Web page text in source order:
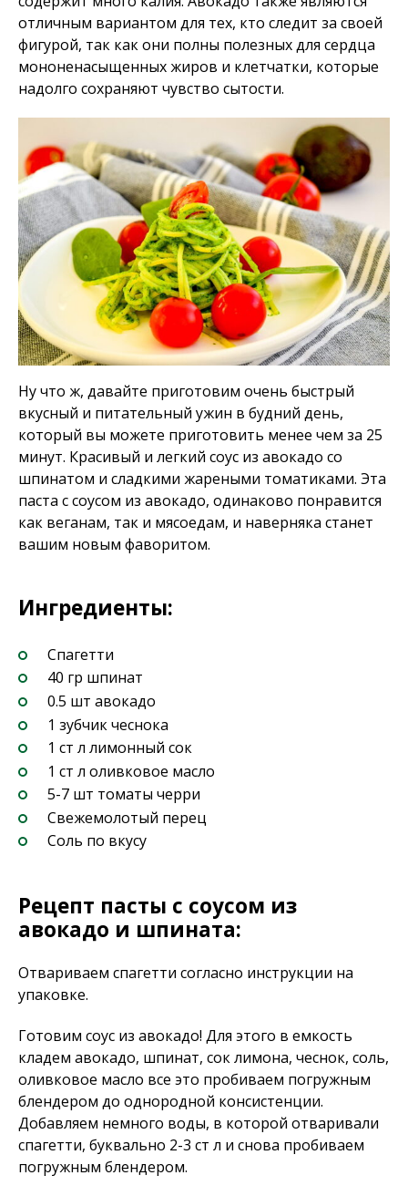
отличным вариантом для тех, кто следит за своей
фигурой, так как они полны полезных для сердца
мононенасыщенных жиров и клетчатки, которые
надолго сохраняют чувство сытости.
Ну что ж, давайте приготовим очень быстрый
вкусный и питательный ужин в будний день,
который вы можете приготовить менее чем за 25
минут. Красивый и легкий соус из авокадо со
шпинатом и сладкими жареными томатиками. Эта
паста с соусом из авокадо, одинаково понравится
как веганам, так и мясоедам, и наверняка станет
вашим новым фаворитом.
Ингредиенты:
Спагетти
40 гр шпинат
0.5 шт авокадо
1 зубчик чеснока
1 ст л лимонный сок
1 ст л оливковое масло
5-7 шт томаты черри
Свежемолотый перец
Соль по вкусу
Рецепт пасты с соусом из
авокадо и шпината:
Отвариваем спагетти согласно инструкции на
упаковке.
Готовим соус из авокадо! Для этого в емкость
кладем авокадо, шпинат, сок лимона, чеснок, соль,
оливковое масло все это пробиваем погружным
блендером до однородной консистенции.
Добавляем немного воды, в которой отваривали
спагетти, буквально 2-3 ст л и снова пробиваем
погружным блендером.